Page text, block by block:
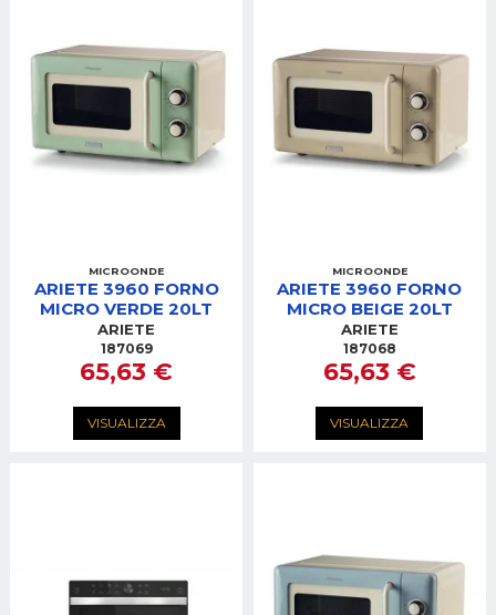
MICROONDE
ARIETE 3960 FORNO
MICRO VERDE 20LT
ARIETE
187069
65,63 €
VISUALIZZA
MICROONDE
ARIETE 3960 FORNO
MICRO BEIGE 20LT
ARIETE
187068
65,63 €
VISUALIZZA